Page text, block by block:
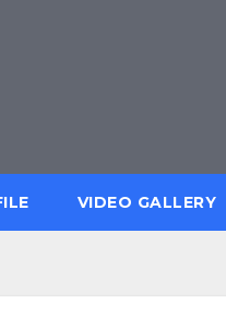
VIDEO GALLERY